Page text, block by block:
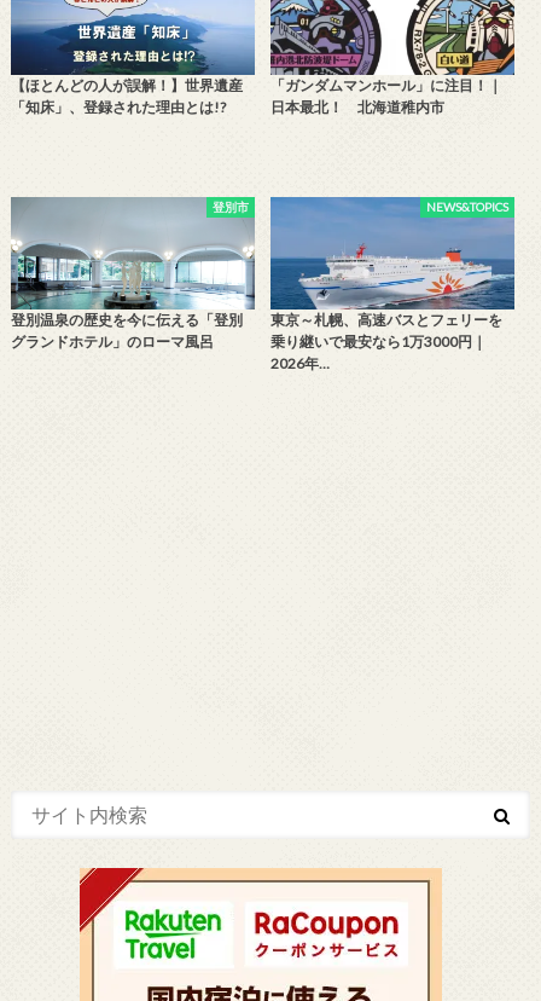
【ほとんどの人が誤解！】世界遺産
「知床」、登録された理由とは!?
「ガンダムマンホール」に注目！｜
日本最北！ 北海道稚内市
登別市
登別温泉の歴史を今に伝える「登別
グランドホテル」のローマ風呂
NEWS&TOPICS
東京～札幌、高速バスとフェリーを
乗り継いで最安なら1万3000円｜
2026年…